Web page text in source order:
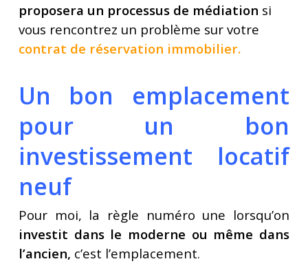
proposera un processus de médiation si
vous rencontrez un problème sur votre
contrat de réservation immobilier.
Un bon emplacement
pour un bon
investissement locatif
neuf
Pour moi, la règle numéro une lorsqu’on
investit dans le moderne ou même dans
l’ancien, c’est l’emplacement.